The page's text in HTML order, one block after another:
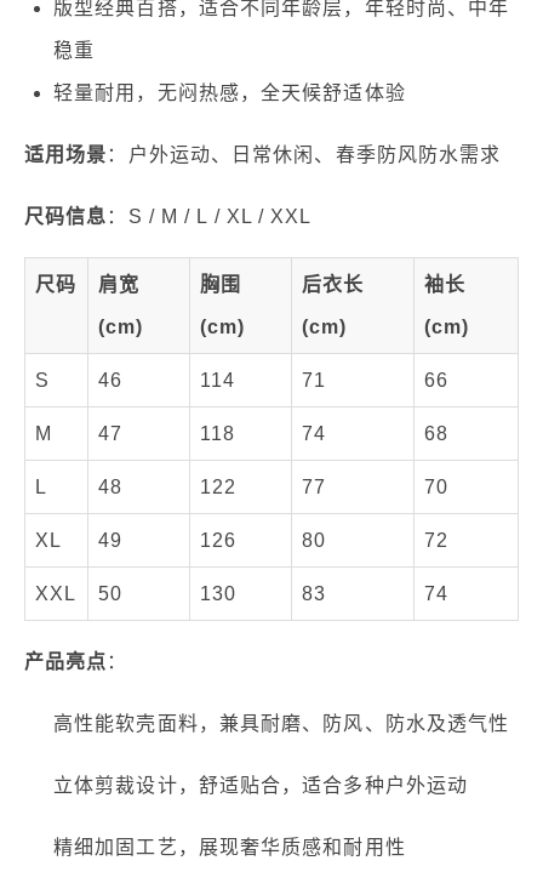
版型经典百搭，适合不同年龄层，年轻时尚、中年
稳重
轻量耐用，无闷热感，全天候舒适体验
适用场景 ：户外运动、日常休闲、春季防风防水需求
尺码信息 ：S / M / L / XL / XXL
尺码 肩宽
(cm)
胸围
(cm)
后衣长
(cm)
袖长
(cm)
S 46 114 71 66
M 47 118 74 68
L 48 122 77 70
XL 49 126 80 72
XXL 50 130 83 74
产品亮点 ：
高性能软壳面料，兼具耐磨、防风、防水及透气性
立体剪裁设计，舒适贴合，适合多种户外运动
精细加固工艺，展现奢华质感和耐用性